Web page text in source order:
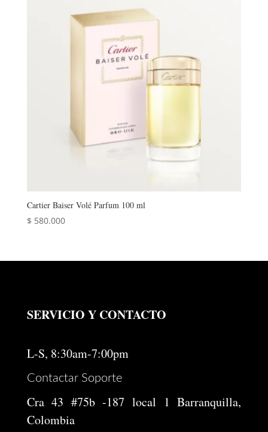
Cartier Baiser Volé Parfum 100 ml
$ 580.000
SERVICIO Y CONTACTO
L-S, 8:30am-7:00pm
Contactar Soporte
Cra 43 #75b -187 local 1 Barranquilla,
Colombia